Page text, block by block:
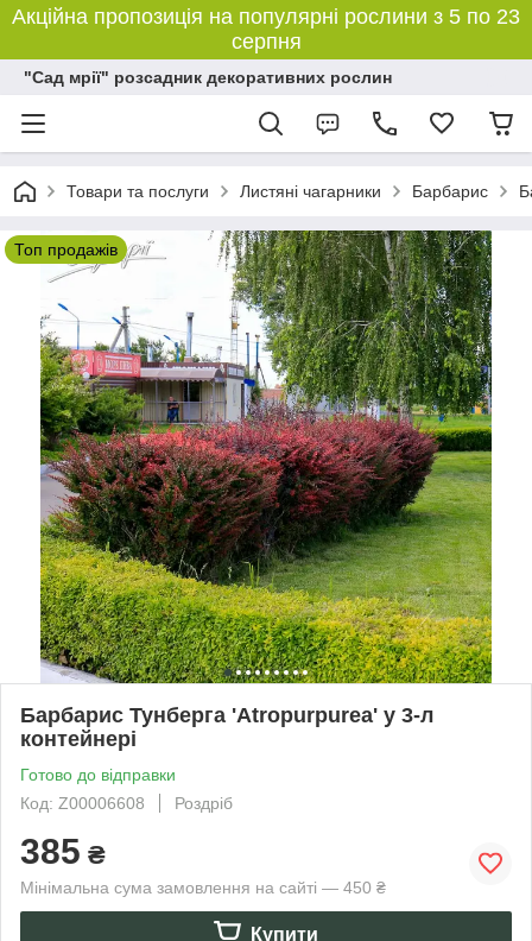
Акційна пропозиція на популярні рослини з 5 по 23
серпня
"Сад мрії" розсадник декоративних рослин
Товари та послуги Листяні чагарники Барбарис
Топ продажів
Барбарис Тунберга 'Atropurpurea' у 3-л
контейнері
Готово до відправки
Код: Z00006608
Роздріб
385 ₴
Мінімальна сума замовлення на сайті — 450 ₴
Купити